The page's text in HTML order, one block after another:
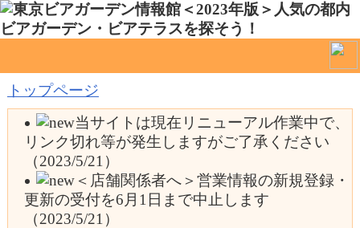
トップページ
当サイトは現在リニューアル作業中で、
リンク切れ等が発生しますがご了承ください
（2023/5/21）
＜店舗関係者へ＞営業情報の新規登録・
更新の受付を6月1日まで中止します
（2023/5/21）